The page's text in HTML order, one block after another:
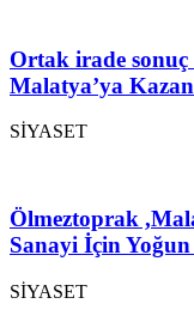
Ortak irade
Malatya’ya
SİYASET
Ölmeztoprak
Sanayi İçin Yoğun
SİYASET